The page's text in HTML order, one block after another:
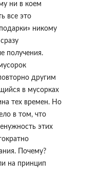
ни в коем
все это
никому
получения.
другим
в мусорках
тех времен. Но
в том, что
этих
Почему?
на принцип